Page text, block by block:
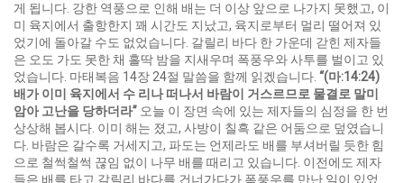
게 됩니다. 강한 역풍으로 인해 배는 더 이상 앞으로 나가지 못했고, 이
미 육지에서 출항한지 꽤 시간도 지났고, 육지로부터 멀리 떨어져 있
었기에 돌아갈 수도 없었습니다. 갈릴리 바다 한 가운데 갇힌 제자들
은 오도 가도 못한 채 홀딱 밤을 지새우며 폭풍우와 사투를 벌이고 있
었습니다. 마태복음 14장 24절 말씀을 함께 읽겠습니다. “(마:14:24)
배가 이미 육지에서 수 리나 떠나서 바람이 거스르므로 물결로 말미
암아 고난을 당하더라” 오늘 이 장면 속에 있는 제자들의 심정을 한 번
상상해 봅시다. 이미 해는 졌고, 사방이 칠흑 같은 어둠으로 덮였습니
다. 바람은 갈수록 거세지고, 파도는 언제라도 배를 부셔버릴 듯한 힘
으로 철썩철썩 끊임 없이 나무 배를 때리고 있습니다. 이전에도 제자
들은 배를 타고 갈릴리 바다를 건너가다가 폭풍우를 만난 일이 있었